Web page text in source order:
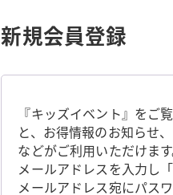
新規会員登録
『キッズイベント』をご
と、お得情報のお知らせ
などがご利用いただけます
メールアドレスを入力し
メールアドレス宛にパス